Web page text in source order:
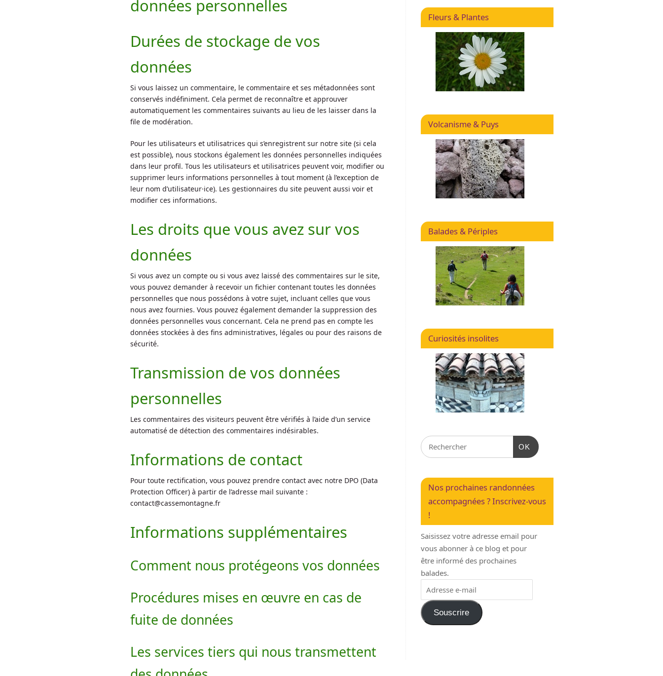
données personnelles
Durées de stockage de vos
données
Si vous laissez un commentaire, le commentaire et ses métadonnées sont
conservés indéfiniment. Cela permet de reconnaître et approuver
automatiquement les commentaires suivants au lieu de les laisser dans la
file de modération.
Pour les utilisateurs et utilisatrices qui s’enregistrent sur notre site (si cela
est possible), nous stockons également les données personnelles indiquées
dans leur profil. Tous les utilisateurs et utilisatrices peuvent voir, modifier ou
supprimer leurs informations personnelles à tout moment (à l’exception de
leur nom d’utilisateur·ice). Les gestionnaires du site peuvent aussi voir et
modifier ces informations.
Les droits que vous avez sur vos
données
Si vous avez un compte ou si vous avez laissé des commentaires sur le site,
vous pouvez demander à recevoir un fichier contenant toutes les données
personnelles que nous possédons à votre sujet, incluant celles que vous
nous avez fournies. Vous pouvez également demander la suppression des
données personnelles vous concernant. Cela ne prend pas en compte les
données stockées à des fins administratives, légales ou pour des raisons de
sécurité.
Transmission de vos données
personnelles
Les commentaires des visiteurs peuvent être vérifiés à l’aide d’un service
automatisé de détection des commentaires indésirables.
Informations de contact
Pour toute rectification, vous pouvez prendre contact avec notre DPO (Data
Protection Officer) à partir de l’adresse mail suivante :
contact@cassemontagne.fr
Informations supplémentaires
Comment nous protégeons vos données
Procédures mises en œuvre en cas de
fuite de données
Les services tiers qui nous transmettent
Fleurs & Plantes
Volcanisme & Puys
Balades & Périples
Curiosités insolites
OK
Nos prochaines randonnées
accompagnées ? Inscrivez-vous
!
Saisissez votre adresse email pour
vous abonner à ce blog et pour
être informé des prochaines
balades.
Souscrire